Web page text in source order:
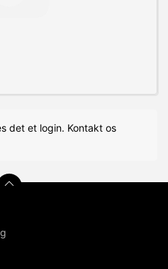
det et login. Kontakt os